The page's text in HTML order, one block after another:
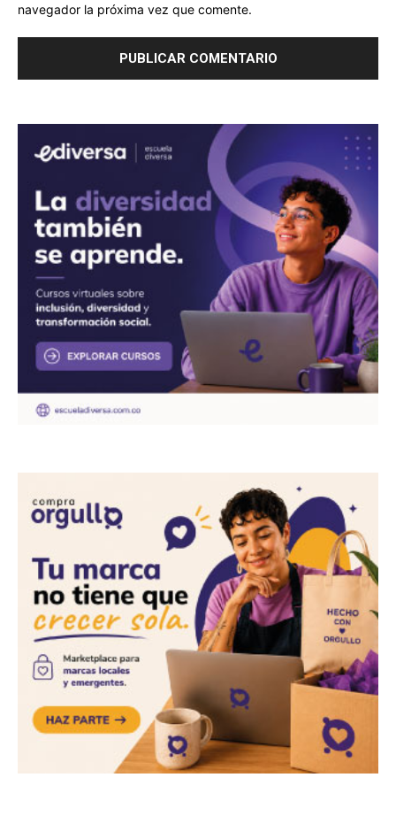
navegador la próxima vez que comente.